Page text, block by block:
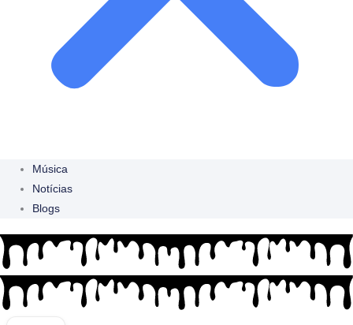
Música
Notícias
Blogs